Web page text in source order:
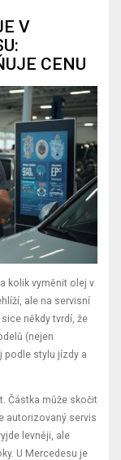
V
CENU
kolik vyměnit olej v
ale na servisní
někdy tvrdí, že
(nejen
podle stylu jízdy a
Částka může skočit
autorizovaný servis
levněji, ale
U Mercedesu je